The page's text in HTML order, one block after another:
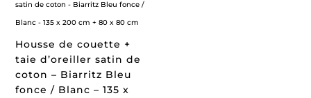
Housse de couette +
taie d’oreiller satin de
coton – Biarritz Bleu
fonce / Blanc – 135 x